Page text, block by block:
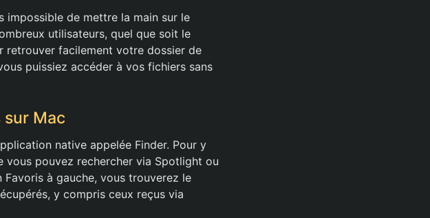
impossible de mettre la main sur le
utilisateurs, quel que soit le
retrouver facilement votre dossier de
puissiez accéder à vos fichiers sans
Mac
native appelée Finder. Pour y
vous pouvez rechercher via Spotlight ou
à gauche, vous trouverez le
y compris ceux reçus via